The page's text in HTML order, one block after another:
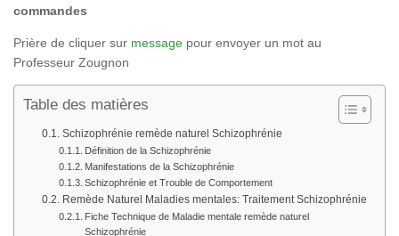
commandes
Prière de cliquer sur message pour envoyer un mot au
Professeur Zougnon
Table des matières
Schizophrénie remède naturel Schizophrénie
Définition de la Schizophrénie
Manifestations de la Schizophrénie
Schizophrénie et Trouble de Comportement
Remède Naturel Maladies mentales: Traitement Schizophrénie
Fiche Technique de Maladie mentale remède naturel
Schizophrénie